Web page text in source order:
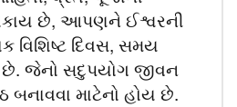
છે, આપણને ઈશ્વરની
વિશિષ્ટ દિવસ, સમય
છે. જેનો સદુપયોગ જીવન
માટેનો હોય છે.